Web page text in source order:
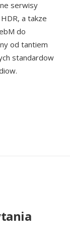
serwisy
a takze
do
od tantiem
standardow